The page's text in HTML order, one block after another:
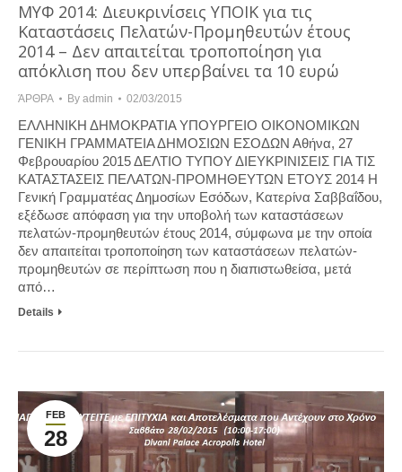
ΜΥΦ 2014: Διευκρινίσεις ΥΠΟΙΚ για τις
Καταστάσεις Πελατών-Προμηθευτών έτους
2014 – Δεν απαιτείται τροποποίηση για
απόκλιση που δεν υπερβαίνει τα 10 ευρώ
ΆΡΘΡΑ By admin 02/03/2015
ΕΛΛΗΝΙΚΗ ΔΗΜΟΚΡΑΤΙΑ ΥΠΟΥΡΓΕΙΟ ΟΙΚΟΝΟΜΙΚΩΝ
ΓΕΝΙΚΗ ΓΡΑΜΜΑΤΕΙΑ ΔΗΜΟΣΙΩΝ ΕΣΟΔΩΝ Αθήνα, 27
Φεβρουαρίου 2015 ΔΕΛΤΙΟ ΤΥΠΟΥ ΔΙΕΥΚΡΙΝΙΣΕΙΣ ΓΙΑ ΤΙΣ
ΚΑΤΑΣΤΑΣΕΙΣ ΠΕΛΑΤΩΝ-ΠΡΟΜΗΘΕΥΤΩΝ ΕΤΟΥΣ 2014 Η
Γενική Γραμματέας Δημοσίων Εσόδων, Κατερίνα Σαββαΐδου,
εξέδωσε απόφαση για την υποβολή των καταστάσεων
πελατών-προμηθευτών έτους 2014, σύμφωνα με την οποία
δεν απαιτείται τροποποίηση των καταστάσεων πελατών-
προμηθευτών σε περίπτωση που η διαπιστωθείσα, μετά
από…
Details
FEB
28